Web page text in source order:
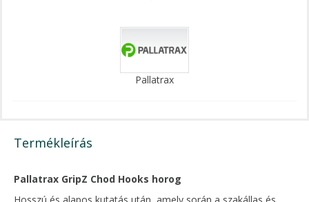
Pallatrax
Termékleírás
Pallatrax GripZ Chod Hooks horog